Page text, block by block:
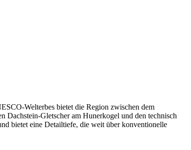
Welterbes bietet die Region zwischen dem
Dachstein-Gletscher am Hunerkogel und den technisch
bietet eine Detailtiefe, die weit über konventionelle